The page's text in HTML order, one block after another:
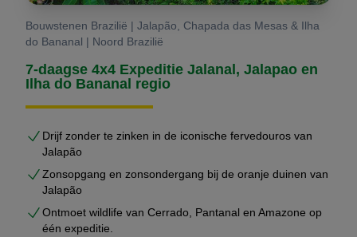
Bouwstenen Brazilië | Jalapão, Chapada das Mesas & Ilha
do Bananal | Noord Brazilië
7-daagse 4x4 Expeditie Jalanal, Jalapao en
Ilha do Bananal regio
Drijf zonder te zinken in de iconische fervedouros van
Jalapão
Zonsopgang en zonsondergang bij de oranje duinen van
Jalapão
Ontmoet wildlife van Cerrado, Pantanal en Amazone op
één expeditie.